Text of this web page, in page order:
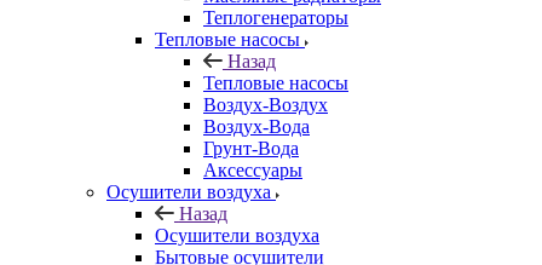
Теплогенераторы
Тепловые насосы
Назад
Тепловые насосы
Воздух-Воздух
Воздух-Вода
Грунт-Вода
Аксессуары
Осушители воздуха
Назад
Осушители воздуха
Бытовые осушители